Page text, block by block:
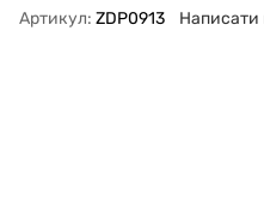
Артикул: ZDP0913 Написати